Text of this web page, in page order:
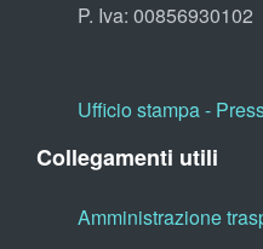
P. Iva: 00856930102
Ufficio stampa -
Collegamenti utili
Amministrazione